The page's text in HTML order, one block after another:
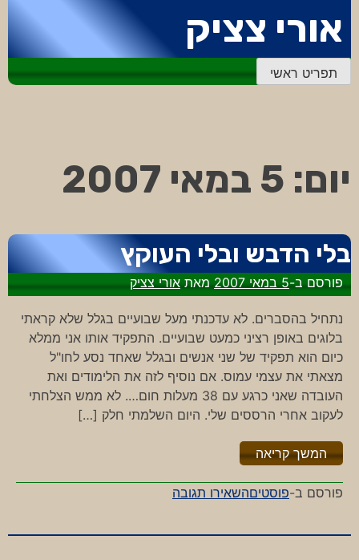
לתוכן
אורי צציק
תפריט ראשי
יום: 5 במאי 2007
בלי הדבש ובלי העוקץ
פורסם ב-5 במאי 2007 מאתאורי צציק
נתחיל בהסברים. לא עדכנתי מעל שבועיים בגלל שלא קראתי
בלוגים באופן רציני כמעט שבועיים. התפקיד אותו אני ממלא
כיום הוא תפקיד של שני אנשים ובגלל שאחד נסע לחו"ל
מצאתי את עצמי עמוס. אם נוסיף לזה את הלימודים ואת
העובדה שאני כרגע עם 38 מעלות חום…. לא ממש הצלחתי
לעקוב אחרי הרססים שלי. היום השלמתי חלק […]
המשך קריאה"%s"
פורסם ב-פוסטיםהשאירו תגובה
הדבש